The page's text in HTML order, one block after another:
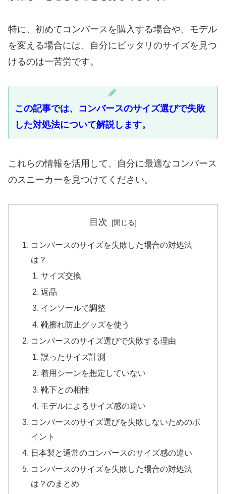
特に、初めてコンバースを購入する場合や、モデル
を変える場合には、自分にピッタリのサイズを見つ
けるのは一苦労です。
この記事では、コンバースのサイズ選びで失敗
した対処法について解説します。
これらの情報を活用して、自分に最適なコンバース
のスニーカーを見つけてください。
目次
コンバースのサイズを失敗した場合の対処法
は？
サイズ交換
返品
インソールで調整
靴擦れ防止グッズを使う
コンバースのサイズ選びで失敗する理由
誤ったサイズ計測
着用シーンを想定していない
靴下との相性
モデルによるサイズ感の違い
コンバースのサイズ選びを失敗しないためのポ
イント
日本製と通常のコンバースのサイズ感の違い
コンバースのサイズを失敗した場合の対処法
は？のまとめ